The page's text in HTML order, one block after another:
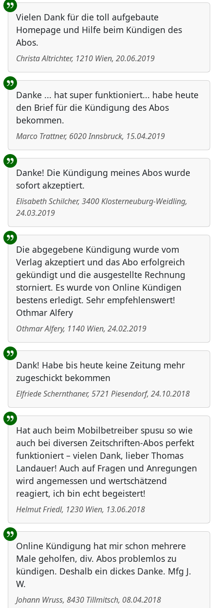
Vielen Dank für die toll aufgebaute
Homepage und Hilfe beim Kündigen des
Abos.
Christa Altrichter, 1210 Wien, 20.06.2019
Danke ... hat super funktioniert... habe heute
den Brief für die Kündigung des Abos
bekommen.
Marco Trattner, 6020Innsbruck, 15.04.2019
Danke! Die Kündigung meines Abos wurde
sofort akzeptiert.
Elisabeth Schilcher, 3400Klosterneuburg-Weidling,
24.03.2019
Die abgegebene Kündigung wurde vom
Verlag akzeptiert und das Abo erfolgreich
gekündigt und die ausgestellte Rechnung
storniert. Es wurde von Online Kündigen
bestens erledigt. Sehr empfehlenswert!
Othmar Alfery
Othmar Alfery, 1140 Wien, 24.02.2019
Dank! Habe bis heute keine Zeitung mehr
zugeschickt bekommen
Elfriede Schernthaner, 5721 Piesendorf, 24.10.2018
Hat auch beim Mobilbetreiber spusu so wie
auch bei diversen Zeitschriften-Abos perfekt
funktioniert – vielen Dank, lieber Thomas
Landauer! Auch auf Fragen und Anregungen
wird angemessen und wertschätzend
reagiert, ich bin echt begeistert!
Helmut Friedl, 1230 Wien, 13.06.2018
Online Kündigung hat mir schon mehrere
Male geholfen, div. Abos problemlos zu
kündigen. Deshalb ein dickes Danke. Mfg J.
W.
Johann Wruss, 8430 Tillmitsch, 08.04.2018